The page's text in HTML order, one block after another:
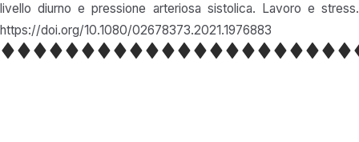
livello diurno e pressione arteriosa sistolica. Lavoro e stress.
https://doi.org/10.1080/02678373.2021.1976883